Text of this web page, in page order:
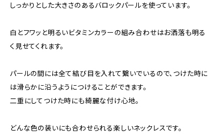
しっかりとした大きさのあるバロックパールを使っています。
白とフワッと明るいビタミンカラーの組み合わせはお洒落も明る
く見せてくれます。
パールの間には全て結び目を入れて繋いでいるので、つけた時に
は滑らかに沿うようにつけることができます。
二重にしてつけた時にも綺麗な付け心地。
どんな色の装いにも合わせられる楽しいネックレスです。